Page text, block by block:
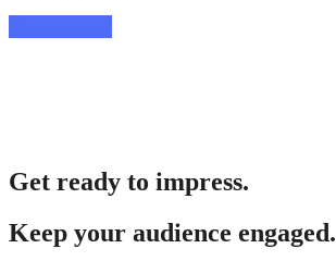
Get ready to impress.
Keep your audience engaged.